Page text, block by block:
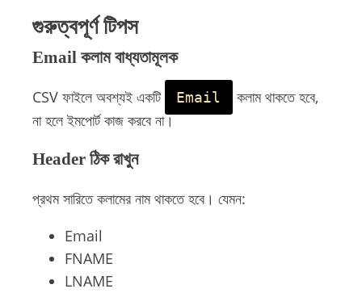
গুরুত্বপূর্ণ টিপস
Email কলাম বাধ্যতামূলক
CSV ফাইলে অবশ্যই একটি Email
কলাম থাকতে হবে,
না হলে ইমপোর্ট কাজ করবে না।
Header ঠিক রাখুন
প্রথম সারিতে কলামের নাম থাকতে হবে। যেমন:
Email
FNAME
LNAME